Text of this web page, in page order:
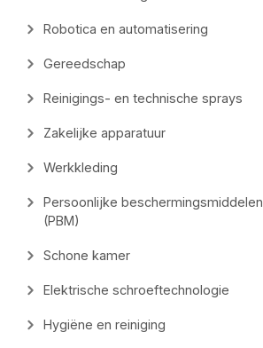
Robotica en automatisering
Gereedschap
Reinigings- en technische sprays
Zakelijke apparatuur
Werkkleding
Persoonlijke beschermingsmiddelen
(PBM)
Schone kamer
Elektrische schroeftechnologie
Hygiëne en reiniging